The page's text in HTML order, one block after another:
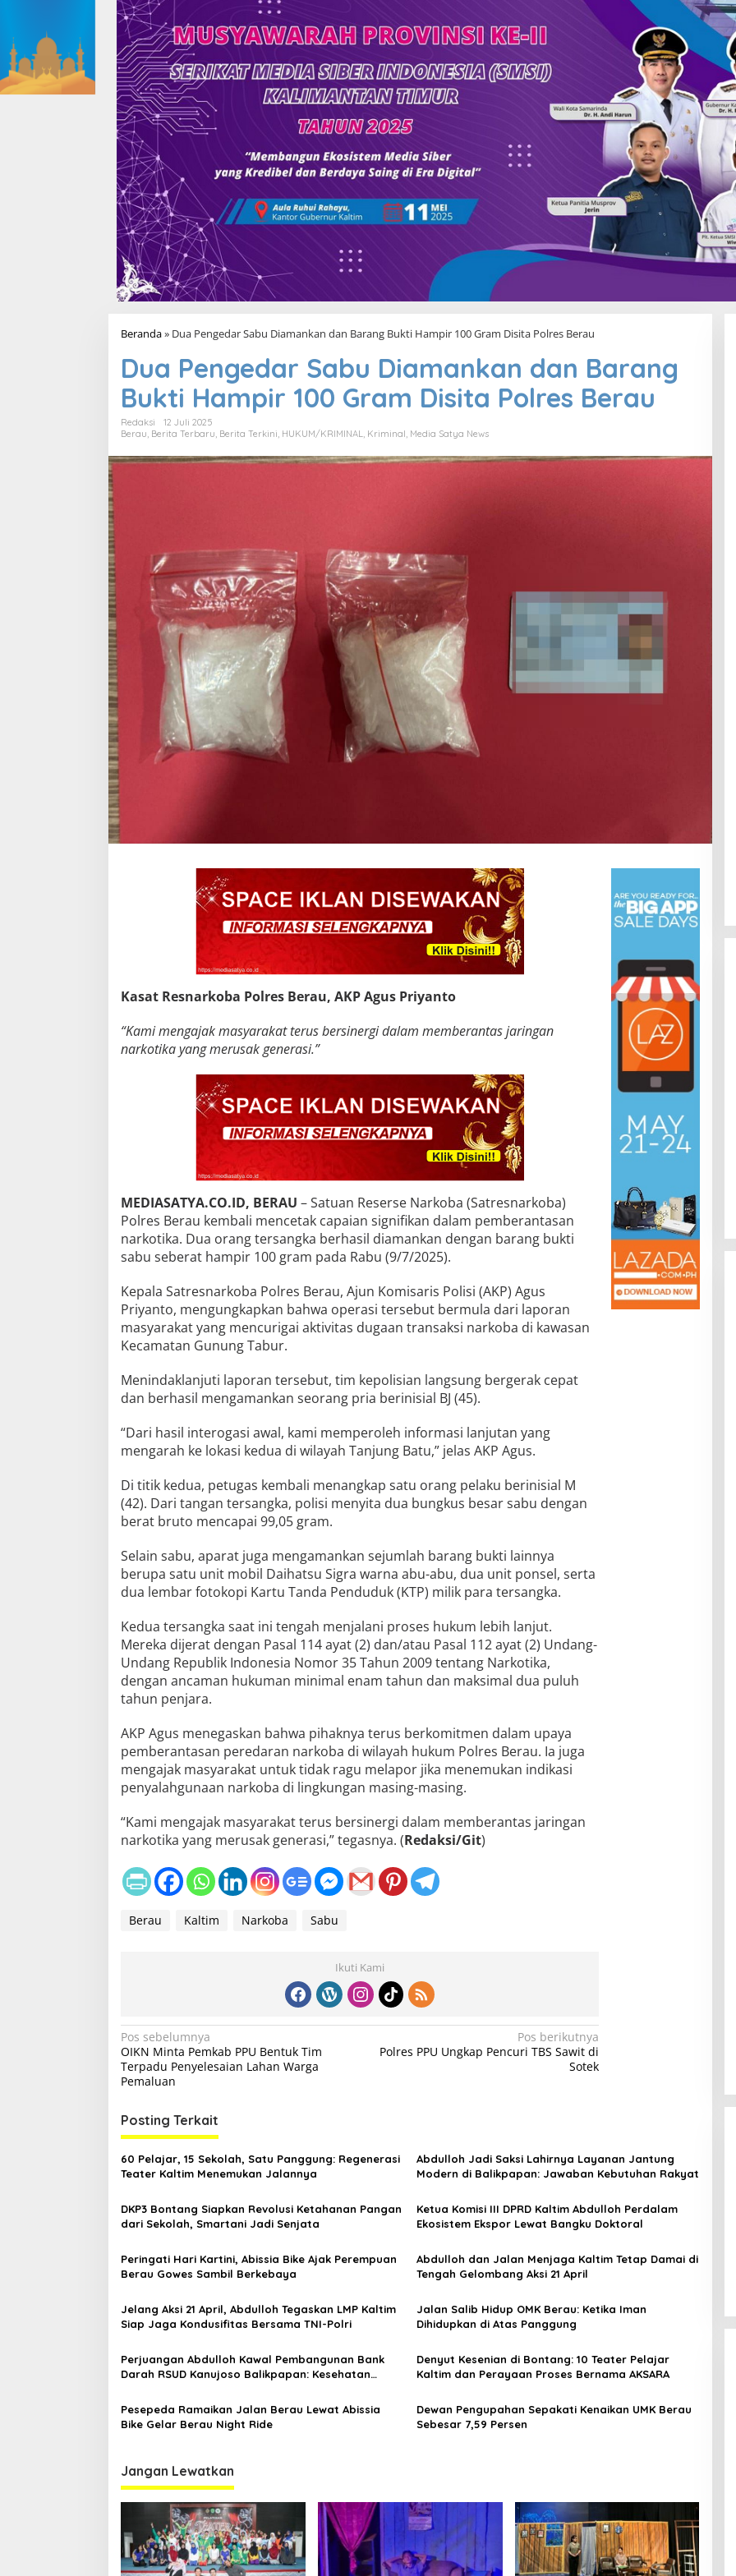
Beranda» Dua Pengedar Sabu Diamankan dan Barang Bukti Hampir 100 Gram Disita Polres Berau
Dua Pengedar Sabu Diamankan dan Barang
Bukti Hampir 100 Gram Disita Polres Berau
Redaksi
12 Juli 2025
Berau, Berita Terbaru, Berita Terkini, HUKUM/KRIMINAL, Kriminal, Media Satya News
Kasat Resnarkoba Polres Berau, AKP Agus Priyanto
“Kami mengajak masyarakat terus bersinergi dalam memberantas jaringan
narkotika yang merusak generasi.”
MEDIASATYA.CO.ID, BERAU – Satuan Reserse Narkoba (Satresnarkoba)
Polres Berau kembali mencetak capaian signifikan dalam pemberantasan
narkotika. Dua orang tersangka berhasil diamankan dengan barang bukti
sabu seberat hampir 100 gram pada Rabu (9/7/2025).
Kepala Satresnarkoba Polres Berau, Ajun Komisaris Polisi (AKP) Agus
Priyanto, mengungkapkan bahwa operasi tersebut bermula dari laporan
masyarakat yang mencurigai aktivitas dugaan transaksi narkoba di kawasan
Kecamatan Gunung Tabur.
Menindaklanjuti laporan tersebut, tim kepolisian langsung bergerak cepat
dan berhasil mengamankan seorang pria berinisial BJ (45).
“Dari hasil interogasi awal, kami memperoleh informasi lanjutan yang
mengarah ke lokasi kedua di wilayah Tanjung Batu,” jelas AKP Agus.
Di titik kedua, petugas kembali menangkap satu orang pelaku berinisial M
(42). Dari tangan tersangka, polisi menyita dua bungkus besar sabu dengan
berat bruto mencapai 99,05 gram.
Selain sabu, aparat juga mengamankan sejumlah barang bukti lainnya
berupa satu unit mobil Daihatsu Sigra warna abu-abu, dua unit ponsel, serta
dua lembar fotokopi Kartu Tanda Penduduk (KTP) milik para tersangka.
Kedua tersangka saat ini tengah menjalani proses hukum lebih lanjut.
Mereka dijerat dengan Pasal 114 ayat (2) dan/atau Pasal 112 ayat (2) Undang-
Undang Republik Indonesia Nomor 35 Tahun 2009 tentang Narkotika,
dengan ancaman hukuman minimal enam tahun dan maksimal dua puluh
tahun penjara.
AKP Agus menegaskan bahwa pihaknya terus berkomitmen dalam upaya
pemberantasan peredaran narkoba di wilayah hukum Polres Berau. Ia juga
mengajak masyarakat untuk tidak ragu melapor jika menemukan indikasi
penyalahgunaan narkoba di lingkungan masing-masing.
“Kami mengajak masyarakat terus bersinergi dalam memberantas jaringan
narkotika yang merusak generasi,” tegasnya. (Redaksi/Git)
Berau Kaltim Narkoba Sabu
Ikuti Kami
N
a
v
i
g
a
s
i
p
s
Pos sebelumnya
OIKN Minta Pemkab PPU Bentuk Tim
Terpadu Penyelesaian Lahan Warga
Pemaluan
Pos berikutnya
Polres PPU Ungkap Pencuri TBS Sawit di
Sotek
Posting Terkait
60 Pelajar, 15 Sekolah, Satu Panggung: Regenerasi
Teater Kaltim Menemukan Jalannya
Abdulloh Jadi Saksi Lahirnya Layanan Jantung
Modern di Balikpapan: Jawaban Kebutuhan Rakyat
DKP3 Bontang Siapkan Revolusi Ketahanan Pangan
dari Sekolah, Smartani Jadi Senjata
Ketua Komisi III DPRD Kaltim Abdulloh Perdalam
Ekosistem Ekspor Lewat Bangku Doktoral
Peringati Hari Kartini, Abissia Bike Ajak Perempuan
Berau Gowes Sambil Berkebaya
Abdulloh dan Jalan Menjaga Kaltim Tetap Damai di
Tengah Gelombang Aksi 21 April
Jelang Aksi 21 April, Abdulloh Tegaskan LMP Kaltim
Siap Jaga Kondusifitas Bersama TNI-Polri
Jalan Salib Hidup OMK Berau: Ketika Iman
Dihidupkan di Atas Panggung
Perjuangan Abdulloh Kawal Pembangunan Bank
Darah RSUD Kanujoso Balikpapan: Kesehatan
Denyut Kesenian di Bontang: 10 Teater Pelajar
Kaltim dan Perayaan Proses Bernama AKSARA
Pesepeda Ramaikan Jalan Berau Lewat Abissia
Bike Gelar Berau Night Ride
Dewan Pengupahan Sepakati Kenaikan UMK Berau
Sebesar 7,59 Persen
Jangan Lewatkan
Abdulloh dan Jalan Menjaga Kaltim
Gelombang Aksi 21 April
Di Berita Terbaru, Berita Terkini, Kalimantan
Timur, Kaltim, Media Satya News, Organisasi,
Pemerintahan, Politik